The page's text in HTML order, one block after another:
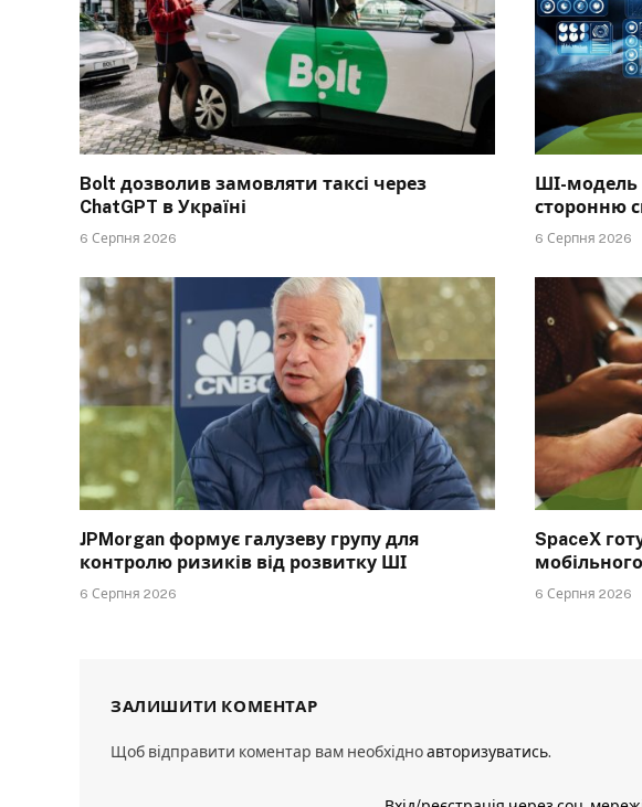
Bolt дозволив замовляти таксі через
ChatGPT в Україні
6 Серпня 2026
ШІ-модель
сторонню
6 Серпня 2026
JPMorgan формує галузеву групу для
контролю ризиків від розвитку ШІ
6 Серпня 2026
SpaceX
6 Серпня 2026
ЗАЛИШИТИ КОМЕНТАР
Щоб відправити коментар вам необхідноавторизуватись.